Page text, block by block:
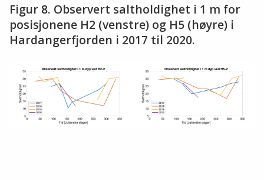
Figur 8. Observert saltholdighet i 1 m for
posisjonene H2 (venstre) og H5 (høyre) i
Hardangerfjorden i 2017 til 2020.